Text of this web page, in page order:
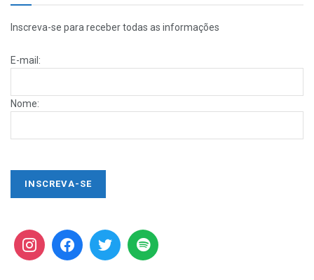
Inscreva-se para receber todas as informações
E-mail:
Nome: